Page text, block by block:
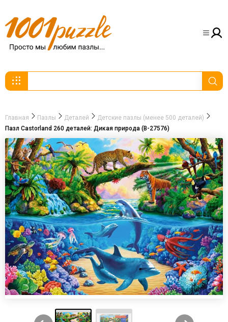
Главная Пазлы Деталей
Детские пазлы (менее 500 деталей)
Пазл Castorland 260 деталей: Дикая природа (B-27576)